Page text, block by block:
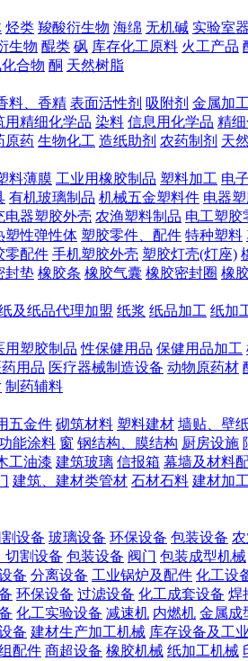
烃类 羧酸衍生物 海绵 无机碱 实验室
生物 醌类 砜 库存化工原料 火工产品
合物 酮 天然树脂
料、香精 表面活性剂 吸附剂 金属加
用精细化学品 染料 信息用化学品 精
原药 生物化工 造纸助剂 农药制剂 天
料薄膜 工业用橡胶制品 塑料加工 电
有机玻璃制品 机械五金塑料件 电器
电器塑胶外壳 农渔塑料制品 电工塑胶
塑性弹性体 塑胶零件、配件 特种塑料
零配件 手机塑胶外壳 塑胶灯壳(灯座)
封垫 橡胶条 橡胶气囊 橡胶密封圈 橡
及纸品代理加盟 纸浆 纸品加工 纸加
用塑胶制品 性保健用品 保健用品加工
用品 医疗器械制造设备 动物原药材
制药辅料
五金件 砌筑材料 塑料建材 墙贴、壁
能涂料 窗 钢结构、膜结构 厨房设施
工油漆 建筑玻璃 信报箱 幕墙及材料
建筑、建材类管材 石材石料 建材加
设备 玻璃设备 环保设备 包装设备
切割设备 包装设备 阀门 包装成型机械
备 分离设备 工业锅炉及配件 化工设
环保设备 过滤设备 化工成套设备 焊
化工实验设备 减速机 内燃机 金属成
备 建材生产加工机械 库存设备及工
配件 商超设备 橡胶机械 纸加工机械